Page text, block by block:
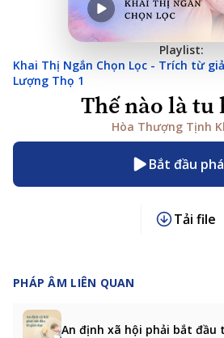
Playlist:
Khai Thị Ngắn Chọn Lọc - Trích từ
Lượng Thọ 1
Thế nào là tu
Hòa Thượng Tịnh
Bắt đầu
Tải file
PHÁP ÂM LIÊN QUAN
An định xã hội phải bắt đầu